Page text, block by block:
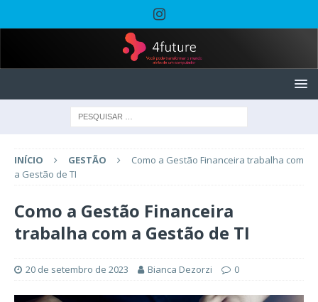
INÍCIO GESTÃO
Como a Gestão Financeira trabalha com
a Gestão de TI
Como a Gestão Financeira
trabalha com a Gestão de TI
20 de setembro de 2023 Bianca Dezorzi 0